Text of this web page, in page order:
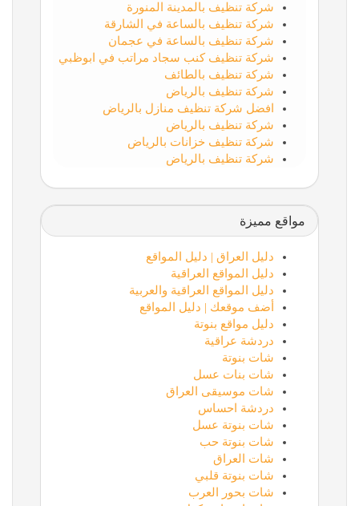
شركة تنظيف بالمدينة المنورة
شركة تنظيف بالساعة في الشارقة
شركة تنظيف بالساعة في عجمان
شركة تنظيف كنب سجاد مراتب في ابوظبي
شركة تنظيف بالطائف
شركة تنظيف بالرياض
افضل شركة تنظيف منازل بالرياض
شركة تنظيف بالرياض
شركة تنظيف خزانات بالرياض
شركة تنظيف بالرياض
مواقع مميزة
دليل العراق | دليل المواقع
دليل المواقع العراقية
دليل المواقع العراقية والعربية
أضف موقعك | دليل المواقع
دليل مواقع بنوتة
دردشة عراقية
شات بنوتة
شات بنات عسل
شات موسيقى العراق
دردشة احساس
شات بنوتة عسل
شات بنوتة حب
شات العراق
شات بنوتة قلبي
شات بحور العرب